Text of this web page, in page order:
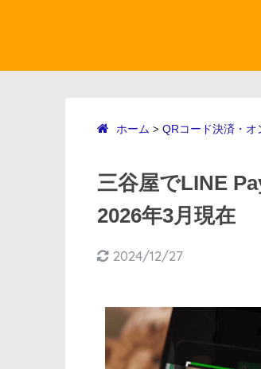
ホーム > QRコード決済・オ
三谷屋でLINE
2026年3月現在
2024/12/27